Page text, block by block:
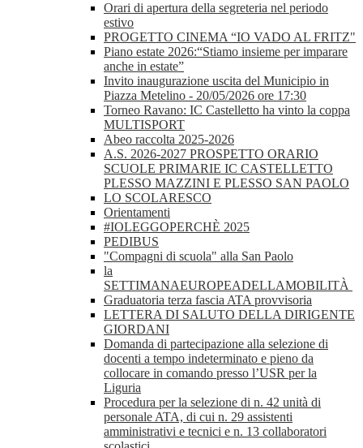
Orari di apertura della segreteria nel periodo
estivo
PROGETTO CINEMA “IO VADO AL FRITZ"
Piano estate 2026:“Stiamo insieme per imparare
anche in estate”
Invito inaugurazione uscita del Municipio in
Piazza Metelino - 20/05/2026 ore 17:30
Torneo Ravano: IC Castelletto ha vinto la coppa
MULTISPORT
Abeo raccolta 2025-2026
A.S. 2026-2027 PROSPETTO ORARIO
SCUOLE PRIMARIE IC CASTELLETTO
PLESSO MAZZINI E PLESSO SAN PAOLO
LO SCOLARESCO
Orientamenti
#IOLEGGOPERCHÈ 2025
PEDIBUS
"Compagni di scuola" alla San Paolo
la
SETTIMANAEUROPEADELLAMOBILITÀ
Graduatoria terza fascia ATA provvisoria
LETTERA DI SALUTO DELLA DIRIGENTE
GIORDANI
Domanda di partecipazione alla selezione di
docenti a tempo indeterminato e pieno da
collocare in comando presso l’USR per la
Liguria
Procedura per la selezione di n. 42 unità di
personale ATA, di cui n. 29 assistenti
amministrativi e tecnici e n. 13 collaboratori